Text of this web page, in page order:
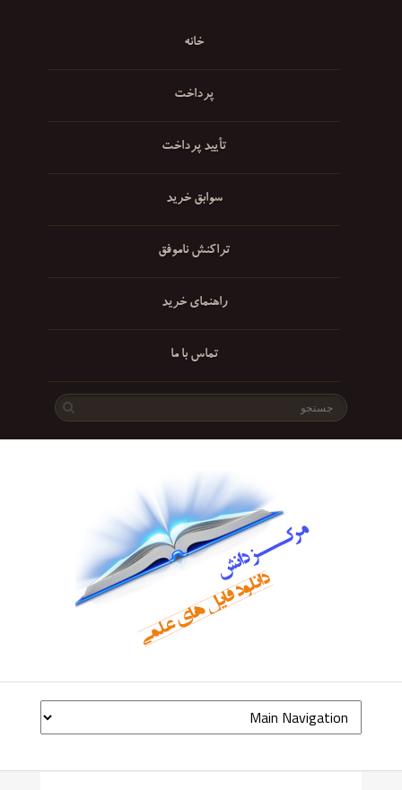
خانه
پرداخت
تأیید پرداخت
سوابق خرید
تراکنش ناموفق
راهنمای خرید
تماس با ما